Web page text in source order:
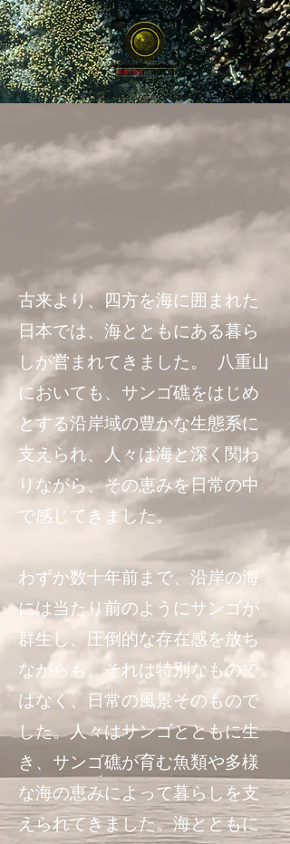
古来より、四方を海に囲まれた
日本では、海とともにある暮ら
しが営まれてきました。 八重山
においても、サンゴ礁をはじめ
とする沿岸域の豊かな生態系に
支えられ、人々は海と深く関わ
りながら、その恵みを日常の中
で感じてきました。
わずか数十年前まで、沿岸の海
には当たり前のようにサンゴが
群生し、圧倒的な存在感を放ち
ながらも、それは特別なもので
はなく、日常の風景そのもので
した。人々はサンゴとともに生
き、サンゴ礁が育む魚類や多様
な海の恵みによって暮らしを支
えられてきました。海とともに